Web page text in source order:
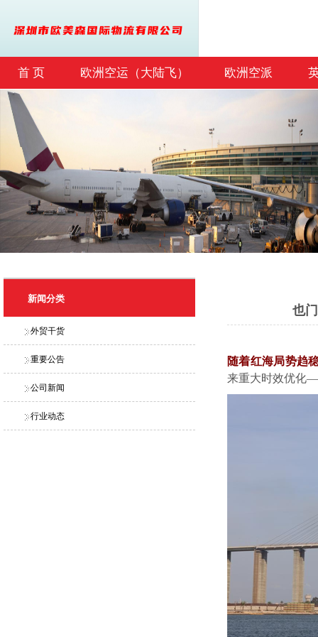
首 页 欧洲空运（大陆飞） 欧洲空派
联系我们
新闻分类
外贸干货
重要公告
公司新闻
行业动态
也
随着红海局势趋
来重大时效优化